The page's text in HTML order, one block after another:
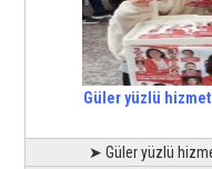
Güler yüzlü
➤ Güler yüzlü